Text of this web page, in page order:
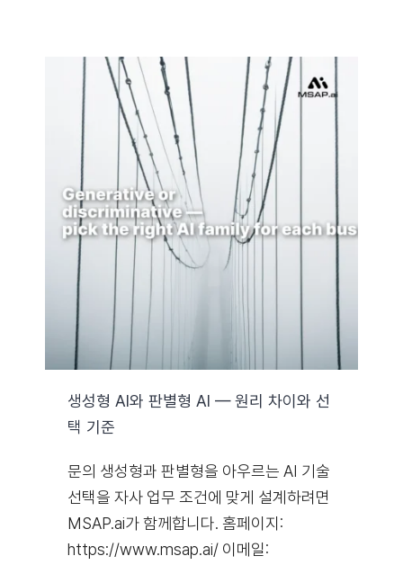
생성형 AI와 판별형 AI — 원리 차이와 선
택 기준
문의 생성형과 판별형을 아우르는 AI 기술
선택을 자사 업무 조건에 맞게 설계하려면
MSAP.ai가 함께합니다. 홈페이지:
https://www.msap.ai/ 이메일: